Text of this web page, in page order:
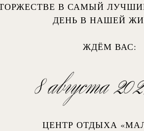
В САМЫЙ
ДЕНЬ В НАШЕЙ
ЖДЁМ ВАС:
ЦЕНТР ОТДЫХА